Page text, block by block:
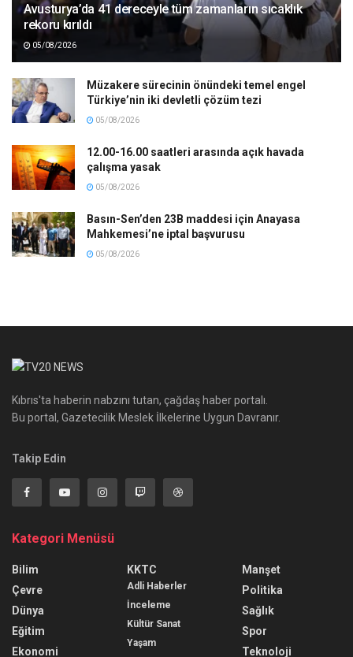
Avusturya’da 41 dereceyle tüm zamanların sıcaklık
rekoru kırıldı
05/08/2026
Müzakere sürecinin önündeki temel engel
Türkiye’nin iki devletli çözüm tezi
05/08/2026
12.00-16.00 saatleri arasında açık havada
çalışma yasak
05/08/2026
Basın-Sen’den 23B maddesi için Anayasa
Mahkemesi’ne iptal başvurusu
05/08/2026
Kıbrıs'ta haberin nabzını tutan, çağdaş haber portalı.
Bu portal, Gazetecilik Meslek İlkelerine Uygun Davranır.
Takip Edin
Kategori Menüsü
Bilim
Çevre
Dünya
Eğitim
Ekonomi
KKTC
Adli Haberler
İnceleme
Kültür Sanat
Yaşam
Manşet
Politika
Sağlık
Spor
Teknoloji